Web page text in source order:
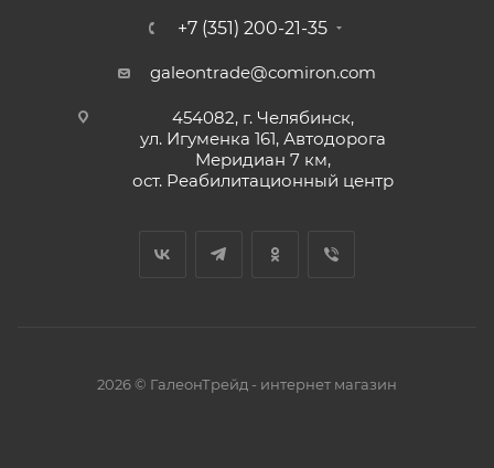
+7 (351) 200-21-35
galeontrade@comiron.com
454082, г. Челябинск,
ул. Игуменка 161, Автодорога
Меридиан 7 км,
ост. Реабилитационный центр
2026 © ГалеонТрейд - интернет магазин